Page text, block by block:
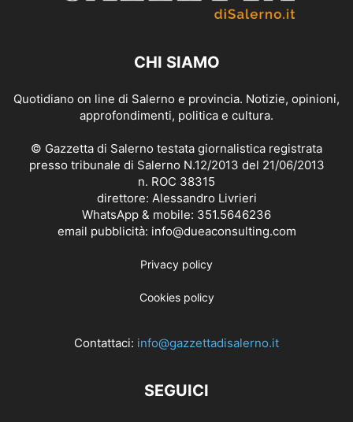
CHI SIAMO
Quotidiano on line di Salerno e provincia. Notizie, opinioni,
approfondimenti, politica e cultura.
© Gazzetta di Salerno testata giornalistica registrata
presso tribunale di Salerno N.12/2013 del 21/06/2013
n. ROC 38315
direttore: Alessandro Livrieri
WhatsApp & mobile: 351.5646236
email pubblicità: info@dueaconsulting.com
Privacy policy
Cookies policy
Contattaci: info@gazzettadisalerno.it
SEGUICI